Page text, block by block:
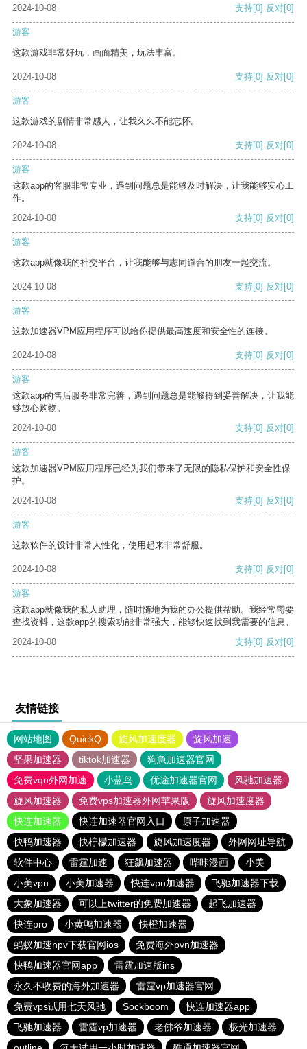
2024-10-08
支持[0] 反对[0]
游客
这款游戏非常好玩，画面精美，玩法丰富。
2024-10-08 支持[0] 反对[0]
游客
这款游戏的剧情非常感人，让我久久不能忘怀。
2024-10-08 支持[0] 反对[0]
游客
这款app的客服非常专业，遇到问题总是能够及时解决，让我能够安心工
作。
2024-10-08
支持[0] 反对[0]
游客
这款app就像我的社交平台，让我能够与志同道合的朋友一起交流。
2024-10-08 支持[0] 反对[0]
游客
这款加速器VPM应用程序可以给你提供最高速度和安全性的连接。
2024-10-08 支持[0] 反对[0]
游客
这款app的售后服务非常完善，遇到问题总是能够得到妥善解决，让我能
够放心购物。
2024-10-08
支持[0] 反对[0]
游客
这款加速器VPM应用程序已经为我们带来了无限的隐私保护和安全性保
护。
2024-10-08
支持[0] 反对[0]
游客
这款软件的设计非常人性化，使用起来非常舒服。
2024-10-08 支持[0] 反对[0]
游客
这款app就像我的私人助理，随时随地为我的办公提供帮助。我经常需要
查找资料，这款app的搜索功能非常强大，能够快速找到我需要的信息。
2024-10-08
支持[0] 反对[0]
友情链接
网站地图 QuickQ 旋风加速度器
旋风加速
坚果加速器
tiktok加速器
狗急加速器官网
免费vqn外网加速
小蓝鸟 优途加速器官网
风驰加速器
旋风加速器
免费vps加速器外网苹果版
旋风加速度器
快连加速器
快连加速器官网入口
原子加速器
快鸭加速器
快柠檬加速器 旋风加速度器
外网网址导航
软件中心
雷霆加速 狂飙加速器 哔咔漫画
小美
小美vpn
小美加速器 快连vρn加速器
飞驰加速器下载
大象加速器
可以上twitter的免费加速器
起飞加速器
快连pro
小黄鸭加速器
快橙加速器
蚂蚁加速npv下载官网ios
免费海外pvn加速器
快鸭加速器官网app
雷霆加速版ins
永久不收费的海外加速器
雷霆vp加速器官网
免费vps试用七天风驰
Sockboom
快连加速器app
飞驰加速器
雷霆vp加速器 老佛爷加速器
极光加速器